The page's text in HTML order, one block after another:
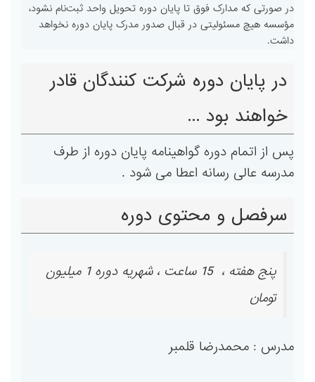
در صورتی که مدارک فوق تا پایان دوره تحویل واحد ثبت‌نام نشود،
مؤسسه هیچ مسئولیتی در قبال صدور مدرک پایان دوره نخواهد
داشت.
در پایان دوره شرکت کنندگان قادر
خواهند بود ...
پس از اتمام دوره گواهینامه پایان دوره از طرف
مدرسه عالی رسانه اعطا می شود .
سرفصل و محتوی دوره
پنج هفته ، 15 ساعت ، شهریه دوره 1 میلیون
تومان
مدرس : محمدرضا قلمبر